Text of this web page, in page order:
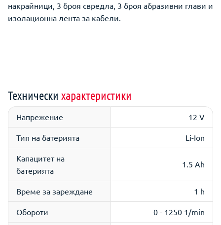
накрайници, 3 броя свредла, 3 броя абразивни глави и
изолационна лента за кабели.
Технически характеристики
Напрежение 12 V
Тип на батерията Li-Ion
Капацитет на
батерията
1.5 Ah
Време за зареждане 1 h
Обороти 0 - 1250 1/min